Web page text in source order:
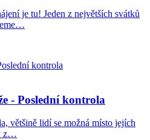
je tu! Jeden z největších svátků
- Poslední kontrola
většině lidí se možná místo jejích
z…